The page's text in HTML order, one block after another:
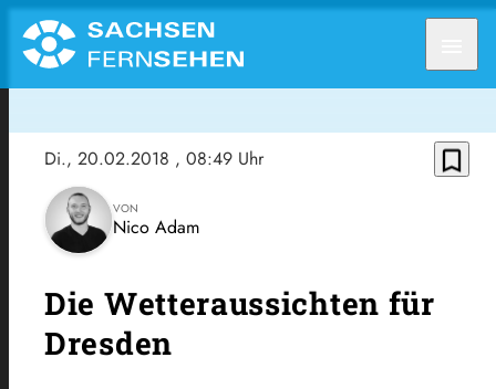
Di., 20.02.2018 , 08:49 Uhr bookmark_border
VON
Nico Adam
Die Wetteraussichten für
Dresden